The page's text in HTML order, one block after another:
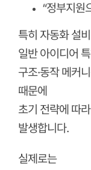
“정부지원
특히 자동화 설
일반 아이디어
구조·동작 메커
때문에
초기 전략에 따
발생합니다.
실제로는